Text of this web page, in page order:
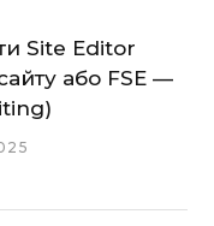
Site Editor
або FSE —